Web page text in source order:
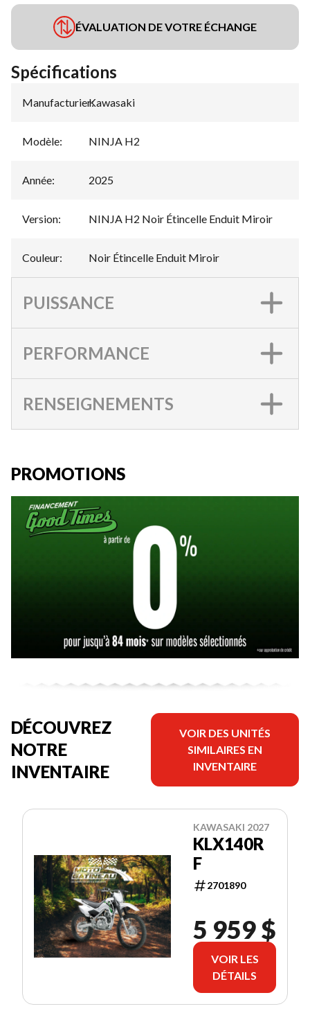
ÉVALUATION DE VOTRE ÉCHANGE
Spécifications
Manufacturier:
Kawasaki
Modèle: NINJA H2
Année: 2025
Version: NINJA H2 Noir Étincelle Enduit Miroir
Couleur: Noir Étincelle Enduit Miroir
PUISSANCE
PERFORMANCE
RENSEIGNEMENTS
PROMOTIONS
DÉCOUVREZ
NOTRE
INVENTAIRE
VOIR DES UNITÉS
SIMILAIRES EN
INVENTAIRE
KAWASAKI 2027
KLX140R
F
2701890
5 959 $
VOIR LES
DÉTAILS